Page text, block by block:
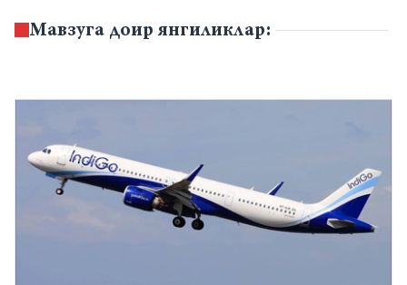
Мавзуга доир янгиликлар: